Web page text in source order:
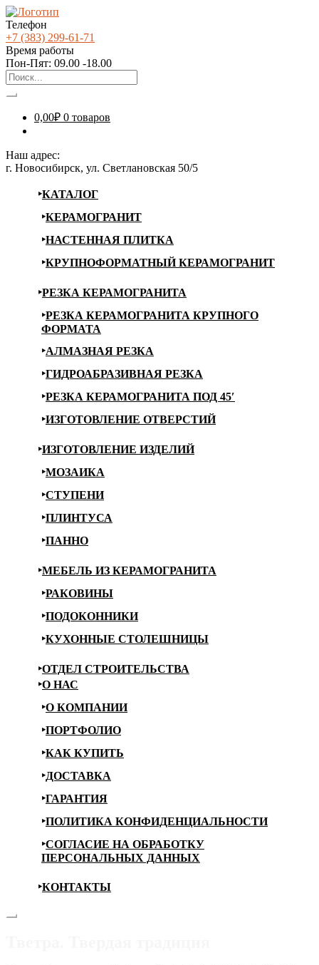
Телефон
+7 (383) 299-61-71
Время работы
Пон-Пят: 09.00 -18.00
0,00₽ 0 товаров
Наш адрес:
г. Новосибирск, ул. Светлановская 50/5
КАТАЛОГ
КЕРАМОГРАНИТ
НАСТЕННАЯ ПЛИТКА
КРУПНОФОРМАТНЫЙ КЕРАМОГРАНИТ
РЕЗКА КЕРАМОГРАНИТА
РЕЗКА КЕРАМОГРАНИТА КРУПНОГО
ФОРМАТА
АЛМАЗНАЯ РЕЗКА
ГИДРОАБРАЗИВНАЯ РЕЗКА
РЕЗКА КЕРАМОГРАНИТА ПОД 45′
ИЗГОТОВЛЕНИЕ ОТВЕРСТИЙ
ИЗГОТОВЛЕНИЕ ИЗДЕЛИЙ
МОЗАИКА
СТУПЕНИ
ПЛИНТУСА
ПАННО
МЕБЕЛЬ ИЗ КЕРАМОГРАНИТА
РАКОВИНЫ
ПОДОКОННИКИ
КУХОННЫЕ СТОЛЕШНИЦЫ
ОТДЕЛ СТРОИТЕЛЬСТВА
О НАС
О КОМПАНИИ
ПОРТФОЛИО
КАК КУПИТЬ
ДОСТАВКА
ГАРАНТИЯ
ПОЛИТИКА КОНФИДЕНЦИАЛЬНОСТИ
СОГЛАСИЕ НА ОБРАБОТКУ
ПЕРСОНАЛЬНЫХ ДАННЫХ
КОНТАКТЫ